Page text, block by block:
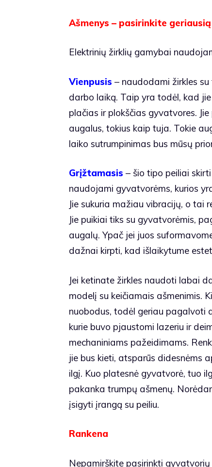
Ašmenys – pasirinkite
Elektrinių žirklių gamybai
Vienpusis – naudodami žirkles
darbo laiką. Taip yra todėl, kad
plačias ir plokščias gyvatvores.
augalus, tokius kaip tuja. Tokie
laiko sutrumpinimas bus mūsų
Grįžtamasis – šio tipo peiliai
naudojami gyvatvorėms, kurios
Jie sukuria mažiau vibracijų, o tai
Jie puikiai tiks su gyvatvorėmis,
augalų. Ypač jei juos
dažnai kirpti, kad išlaikytume
Jei ketinate žirkles naudoti labai
modelį su keičiamais ašmenimis.
nuobodus, todėl geriau pagalvoti
kurie buvo pjaustomi lazeriu ir
mechaniniams pažeidimams.
jie bus kieti, atsparūs didesnėms
ilgį. Kuo platesnė gyvatvorė, tuo
pakanka trumpų ašmenų.
įsigyti įrangą su peiliu.
Rankena
Nepamirškite pasirinkti